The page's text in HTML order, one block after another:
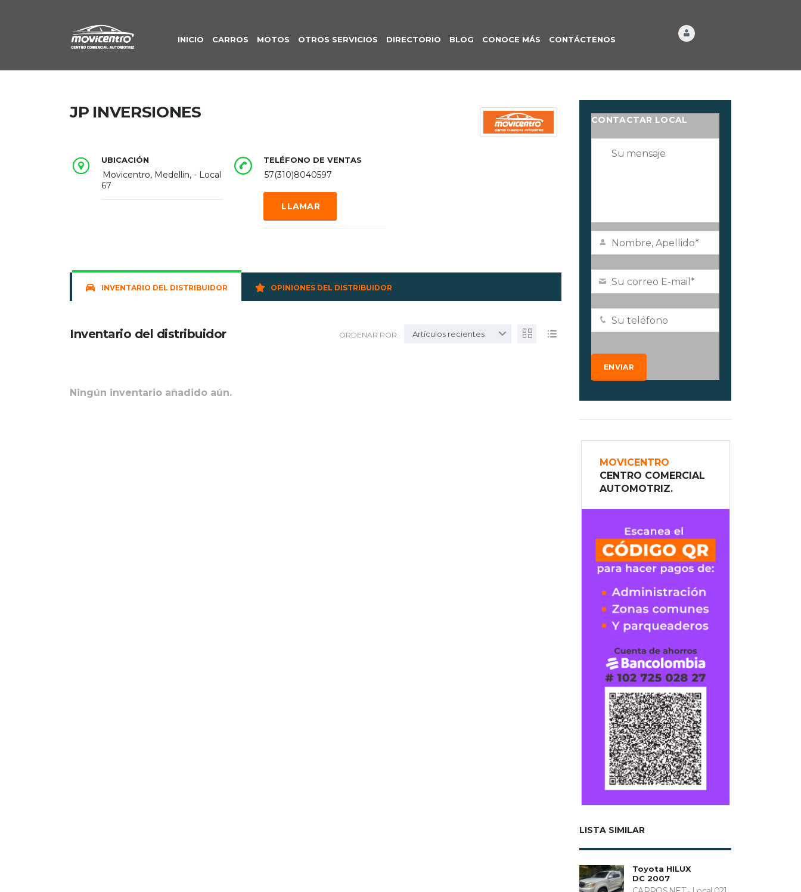
INICIO CARROS MOTOS OTROS SERVICIOS DIRECTORIO BLOG CONOCE MÁS CONTÁCTENOS
JP INVERSIONES
UBICACIÓN
Movicentro, Medellin, - Local
67
TELÉFONO DE VENTAS
57(310)8040597
LLAMAR
INVENTARIO DEL DISTRIBUIDOR OPINIONES DEL DISTRIBUIDOR
Inventario del distribuidor ORDENAR POR: Artículos recientes
Ningún inventario añadido aún.
CONTACTAR LOCAL
MOVICENTRO
CENTRO COMERCIAL
AUTOMOTRIZ.
LISTA SIMILAR
Toyota HILUX
DC 2007